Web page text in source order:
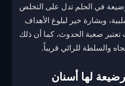
في الحلم تدل على التخلص
وبشارة خير لبلوغ الأهداف
تعتبر صعبة الحدوث، كما أن ذلك
والسلطة للرائي قريباً.
لها أسنان